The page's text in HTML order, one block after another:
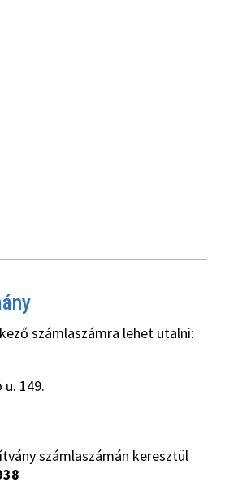
számlaszámra lehet utalni:
149.
számlaszámán keresztül